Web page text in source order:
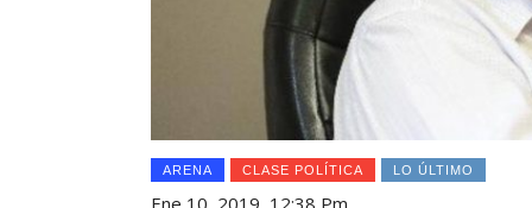
ARENA CLASE POLÍTICA LO ÚLTIMO